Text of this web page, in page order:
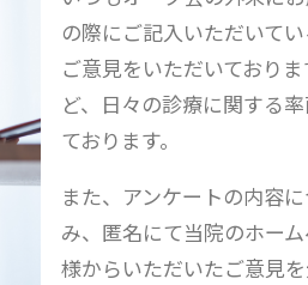
の際にご記入いただいて
ご意見をいただいており
ど、日々の診療に関する
ております。
また、アンケートの内容
み、匿名にて当院のホー
様からいただいたご意見